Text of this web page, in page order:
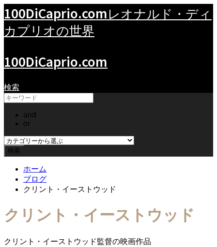
100DiCaprio.com レオナルド・ディ
カプリオの世界
100DiCaprio.com
検索
and
or
ホーム
ブログ
クリント・イーストウッド
クリント・イーストウッド
クリント・イーストウッド監督の映画作品